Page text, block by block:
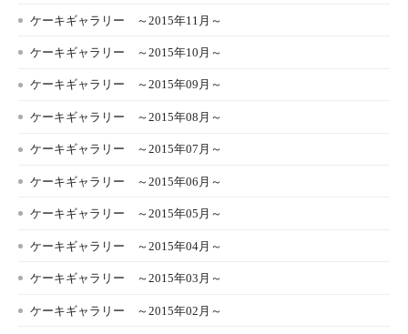
ケーキギャラリー ～2015年11月～
ケーキギャラリー ～2015年10月～
ケーキギャラリー ～2015年09月～
ケーキギャラリー ～2015年08月～
ケーキギャラリー ～2015年07月～
ケーキギャラリー ～2015年06月～
ケーキギャラリー ～2015年05月～
ケーキギャラリー ～2015年04月～
ケーキギャラリー ～2015年03月～
ケーキギャラリー ～2015年02月～